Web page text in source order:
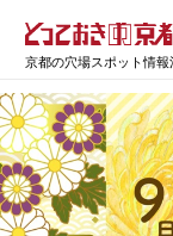
京都の穴場スポット情報